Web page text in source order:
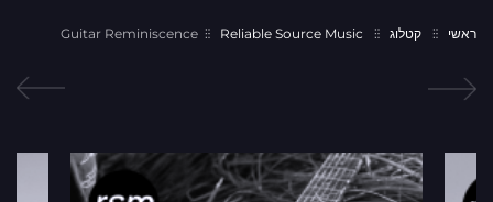
ראשי קטלוג Reliable Source Music
Guitar Reminiscence